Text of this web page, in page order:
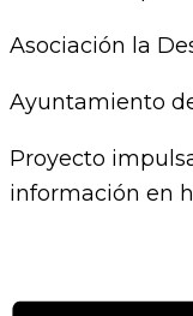
Asociación la
Ayuntamiento
Proyecto
información en